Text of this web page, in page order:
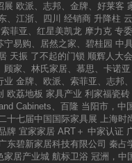
展 欧派、志邦、金牌、好莱客
、江浙、四川 经销商 升降柱
索菲亚、红星美凯龙 摩力克 专
宁易购、居然之家、碧桂园 中
天振 了不起的门锁 顺辉人大会
顾家、林氏家居、慕思、卡诺亚
业 金牌、欧派、索菲亚、志邦
欧荔地板 家具产业 利家福瓷砖
Cabinets、百隆 当阳市，中
十七届中国国际家具展 上海时
牌 宜家家居 ART＋ 中家认证
东碧新家居科技有限公司 秦占
家居产业城 航标卫浴 冠洲，中